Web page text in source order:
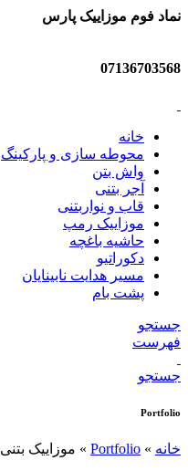
نماد فوم موزاییک پارس
07136703568
خانه
محوطه سازی و پارکینگ
واش بتن
آجر بتنی
قاب و نواربتنی
موزاییک رمپ
حاشیه باغچه
دکوراتیو
مسیر هدایت نابینایان
پشت بام
جستجو
فهرست
جستجو
Portfolio
خانه »
Portfolio
» موزاییک بتنی BL1